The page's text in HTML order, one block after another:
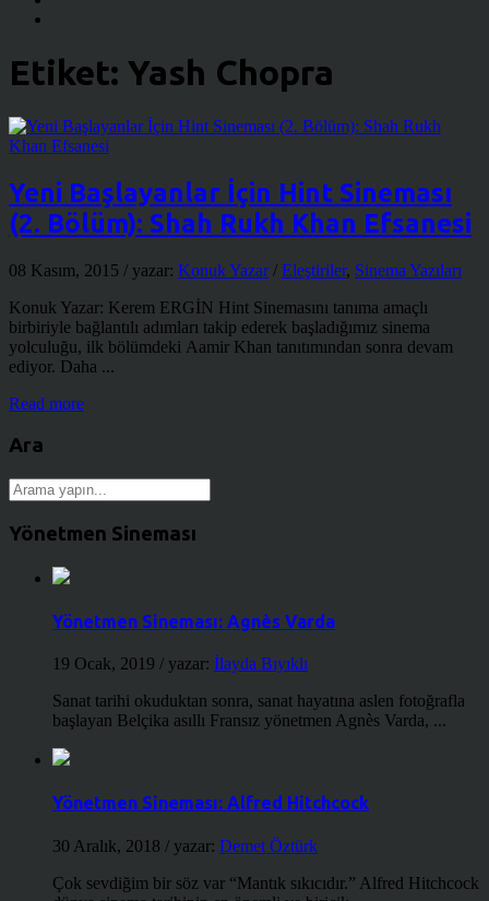
Etiket: Yash Chopra
Yeni Başlayanlar İçin Hint Sineması
(2. Bölüm): Shah Rukh Khan Efsanesi
08 Kasım, 2015 / yazar: Konuk Yazar/ Eleştiriler, Sinema Yazıları
Konuk Yazar: Kerem ERGİN Hint Sinemasını tanıma amaçlı
birbiriyle bağlantılı adımları takip ederek başladığımız sinema
yolculuğu, ilk bölümdeki Aamir Khan tanıtımından sonra devam
ediyor. Daha ...
Read more
Ara
Yönetmen Sineması
Yönetmen Sineması: Agnès Varda
19 Ocak, 2019 / yazar: İlayda Bıyıklı
Sanat tarihi okuduktan sonra, sanat hayatına aslen fotoğrafla
başlayan Belçika asıllı Fransız yönetmen Agnès Varda, ...
Yönetmen Sineması: Alfred Hitchcock
30 Aralık, 2018 / yazar: Demet Öztürk
Çok sevdiğim bir söz var “Mantık sıkıcıdır.” Alfred Hitchcock